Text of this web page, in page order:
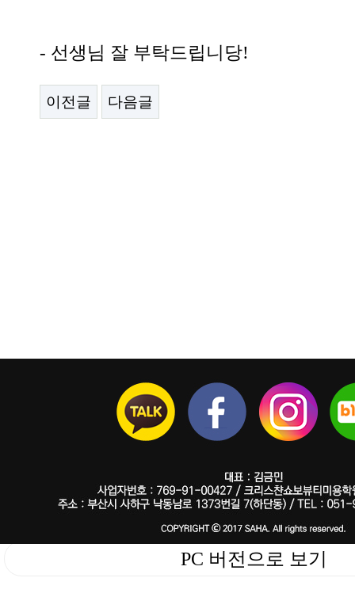
- 선생님 잘 부탁드립니당!
이전글 다음글
PC 버전으로 보기